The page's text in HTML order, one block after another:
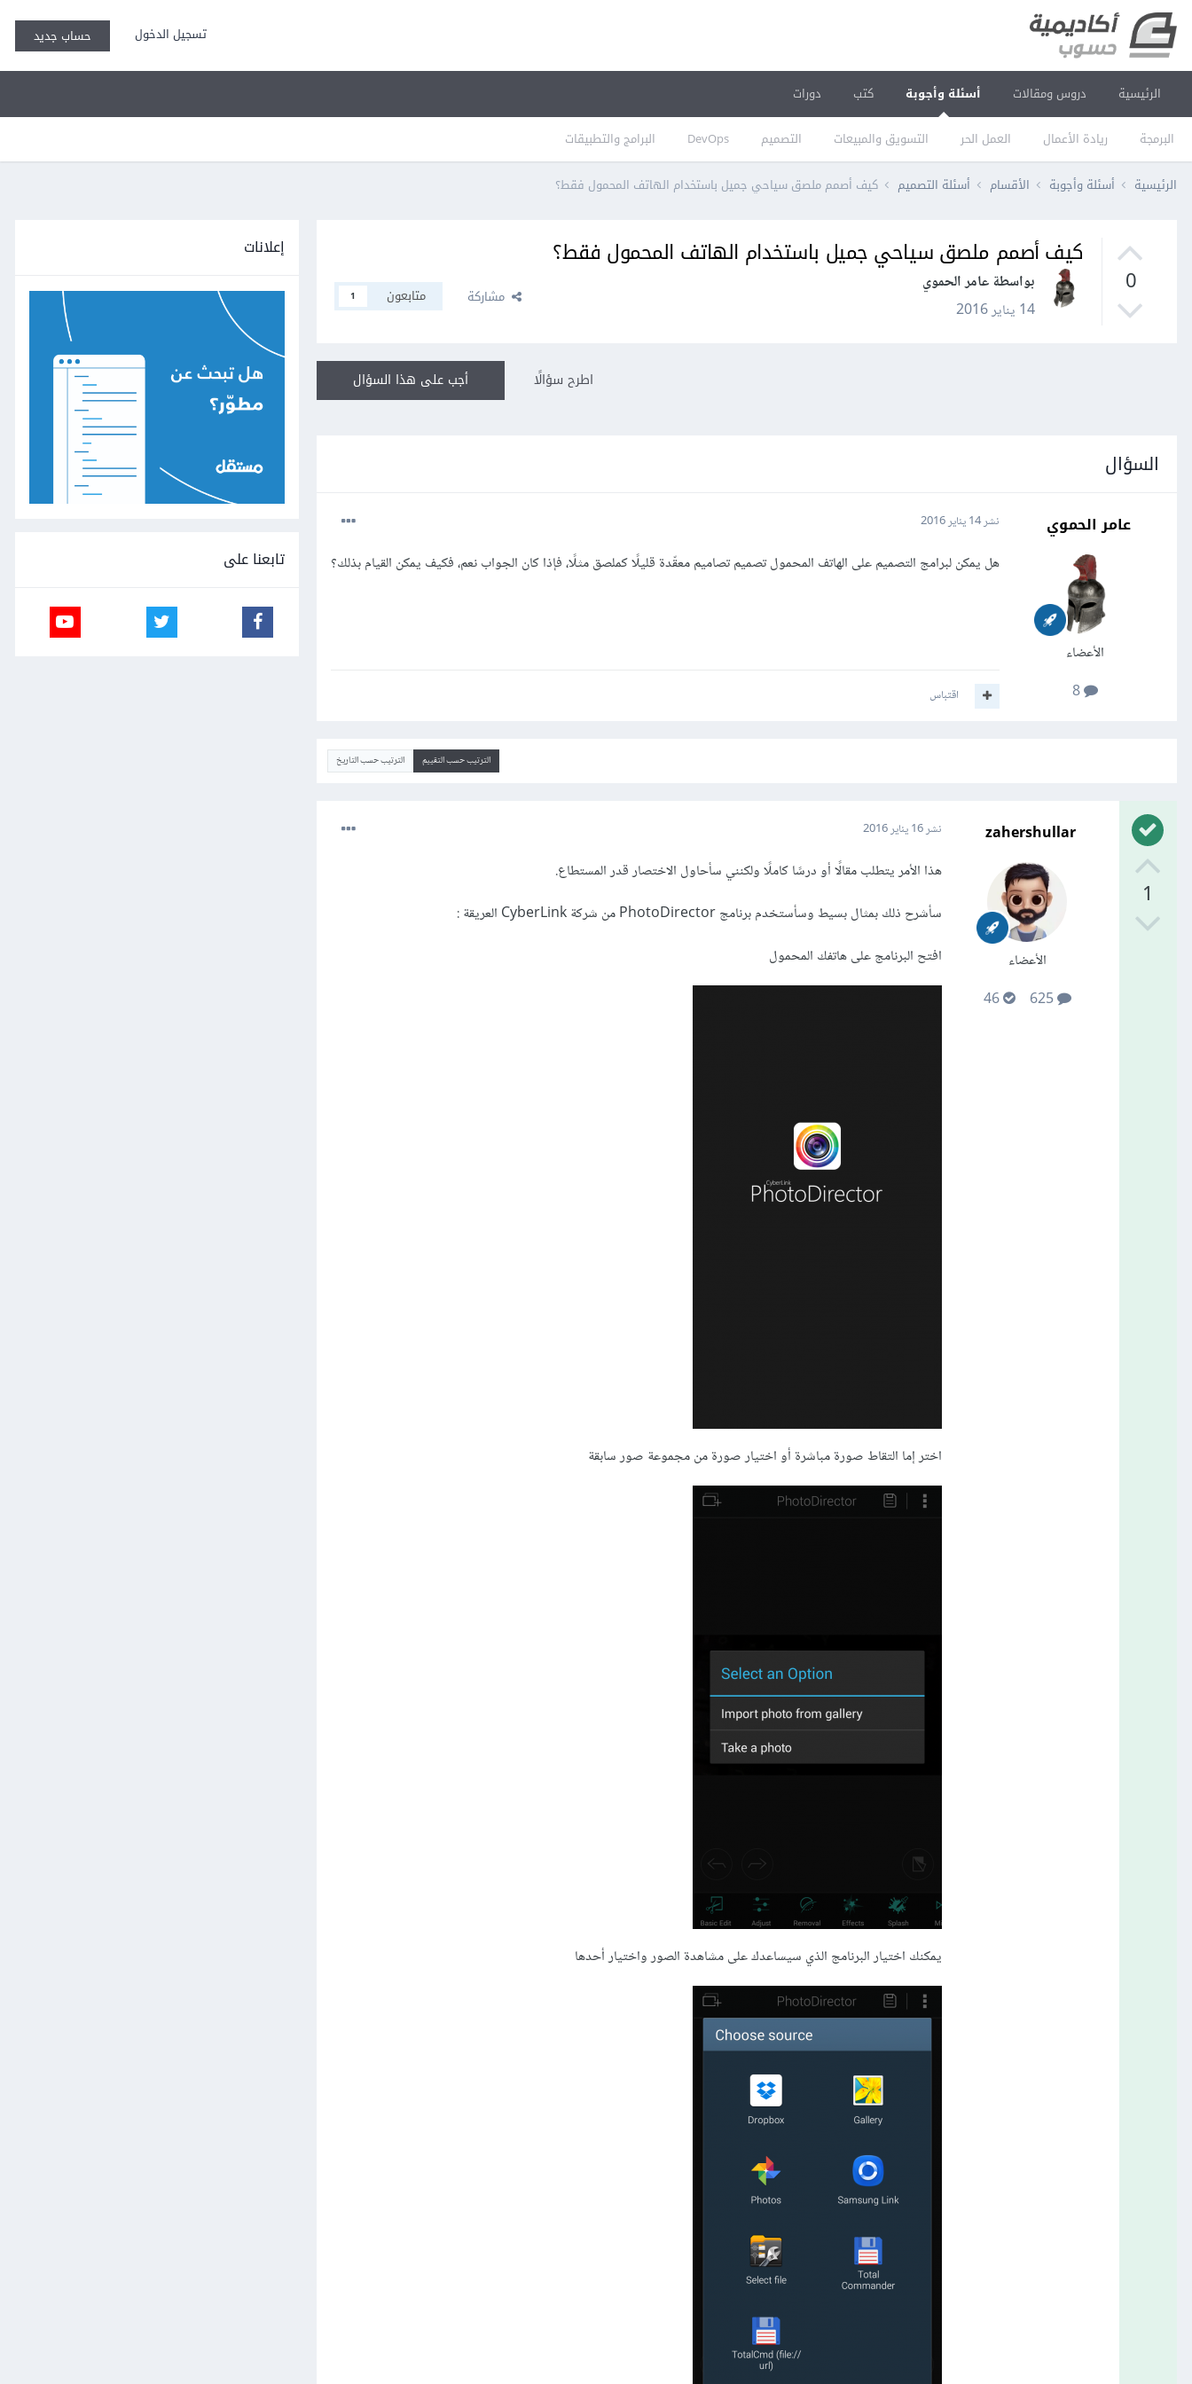
تسجيل الدخول حساب جديد
الرئيسية دروس ومقالات أسئلة وأجوبة
البرمجة ريادة الأعمال العمل الحر التسويق والمبيعات التصميم DevOps البرامج والتطبيقات
كتب دورات
الرئيسية أسئلة وأجوبة الأقسام أسئلة التصميم كيف أصمم ملصق سياحي جميل باستخدام الهاتف المحمول فقط؟
0
كيف أصمم ملصق سياحي جميل باستخدام الهاتف المحمول فقط؟
بواسطة عامر الحموي
14 يناير 2016
مشاركة متابعون 1
أجب على هذا السؤال اطرح سؤالًا
السؤال
عامر الحموي
الأعضاء
8
نشر14 يناير 2016
هل يمكن لبرامج التصميم على الهاتف المحمول تصميم تصاميم معقّدة قليلًا كملصق مثلًا، فإذا كان الجواب نعم، فكيف يمكن القيام بذلك؟
اقتباس
الترتيب حسب التقييم الترتيب حسب التاريخ
1
zahershullar
الأعضاء
625
46
نشر16 يناير 2016
هذا الأمر يتطلب مقالًا أو درسًا كاملًا ولكنني سأحاول الاختصار قدر المستطاع.
سأشرح ذلك بمثال بسيط وسأستخدم برنامج PhotoDirector من شركة CyberLink العريقة :
افتح البرنامج على هاتفك المحمول
اختر إما التقاط صورة مباشرة أو اختيار صورة من مجموعة صور سابقة
يمكنك اختيار البرنامج الذي سيساعدك على مشاهدة الصور واختيار أحدها
إعلانات
تابعنا على